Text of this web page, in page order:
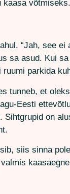
“Jah, see
sa asud. Kui
parkida
tunneb, et
Eesti
on
siis sinna